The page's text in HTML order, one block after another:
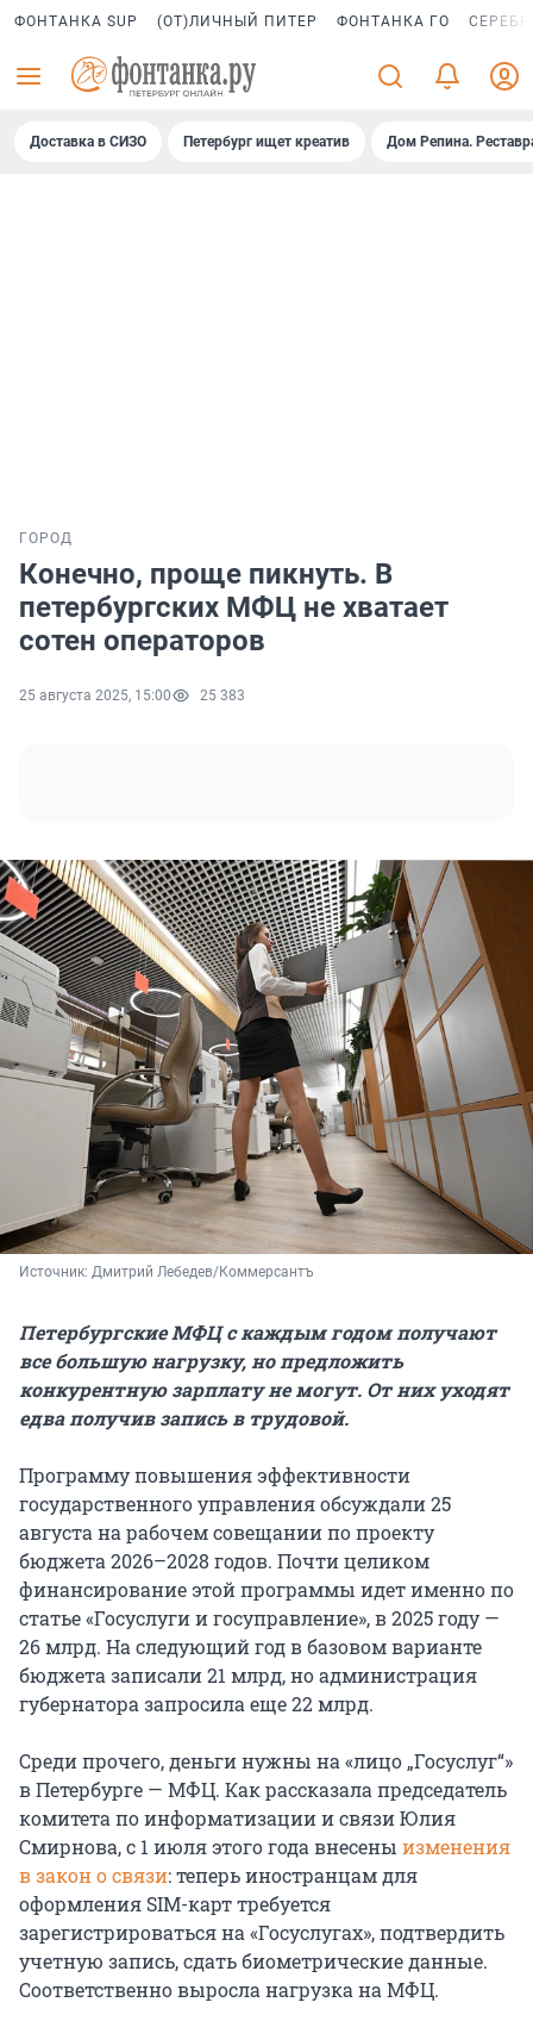
ФОНТАНКА SUP (ОТ)ЛИЧНЫЙ ПИТЕР ФОНТАНКА ГО
Доставка в СИЗО Петербург ищет креатив Дом Репина.
ГОРОД
Конечно, проще пикнуть. В
петербургских МФЦ не хватает
сотен операторов
25 августа 2025, 15:00 25 383
Источник: Дмитрий Лебедев/Коммерсантъ
Петербургские МФЦ с каждым годом получают
все большую нагрузку, но предложить
конкурентную зарплату не могут. От них уходят
едва получив запись в трудовой.
Программу повышения эффективности
государственного управления обсуждали 25
августа на рабочем совещании по проекту
бюджета 2026–2028 годов. Почти целиком
финансирование этой программы идет именно по
статье «Госуслуги и госуправление», в 2025 году —
26 млрд. На следующий год в базовом варианте
бюджета записали 21 млрд, но администрация
губернатора запросила еще 22 млрд.
Среди прочего, деньги нужны на «лицо „Госуслуг“»
в Петербурге — МФЦ. Как рассказала председатель
комитета по информатизации и связи Юлия
Смирнова, с 1 июля этого года внесены изменения
в закон о связи: теперь иностранцам для
оформления SIM-карт требуется
зарегистрироваться на «Госуслугах», подтвердить
учетную запись, сдать биометрические данные.
Соответственно выросла нагрузка на МФЦ.